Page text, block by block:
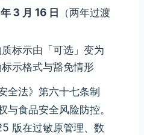
3 月 16 日
（两年过渡
标示由「可选」变为
标示格式与豁免情形
全法》第六十七条制
与食品安全风险防控。
版在过敏原管理、数